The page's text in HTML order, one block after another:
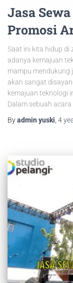
Jasa
Promosi
Saat ini kita hidup di
adanya kemajuan
mampu mendukung
akan sangat
kemajuan teknologi
Dalam sebuah
Byadmin yuski 4